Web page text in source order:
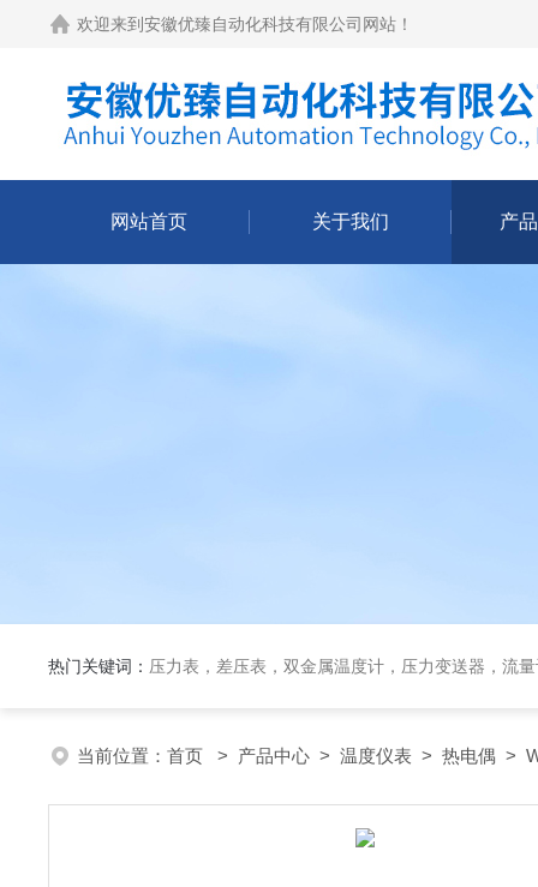
欢迎来到 安徽优臻自动化科技有限公司网站 ！
网站首页 关于我们 产
热门关键词： 压力表，差压表，双金属温度计，压力变送器，流
当前位置： 首页 > 产品中心 > 温度仪表 > 热电偶 >